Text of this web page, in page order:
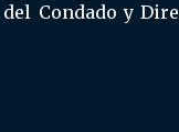
Condado y